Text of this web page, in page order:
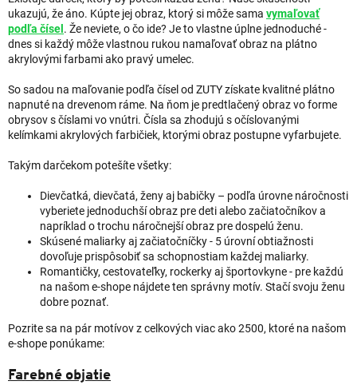
ukazujú, že áno. Kúpte jej obraz, ktorý si môže sama vymaľovať
podľa čísel . Že neviete, o čo ide? Je to vlastne úplne jednoduché -
dnes si každý môže vlastnou rukou namaľovať obraz na plátno
akrylovými farbami ako pravý umelec.
So sadou na maľovanie podľa čísel od ZUTY získate kvalitné plátno
napnuté na drevenom ráme. Na ňom je predtlačený obraz vo forme
obrysov s číslami vo vnútri. Čísla sa zhodujú s očíslovanými
kelímkami akrylových farbičiek, ktorými obraz postupne vyfarbujete.
Takým darčekom potešíte všetky:
Dievčatká, dievčatá, ženy aj babičky – podľa úrovne náročnosti
vyberiete jednoduchší obraz pre deti alebo začiatočníkov a
napríklad o trochu náročnejší obraz pre dospelú ženu.
Skúsené maliarky aj začiatočníčky - 5 úrovní obtiažnosti
dovoľuje prispôsobiť sa schopnostiam každej maliarky.
Romantičky, cestovateľky, rockerky aj športovkyne - pre každú
na našom e-shope nájdete ten správny motív. Stačí svoju ženu
dobre poznať.
Pozrite sa na pár motívov z celkových viac ako 2500, ktoré na našom
e-shope ponúkame:
Farebné objatie